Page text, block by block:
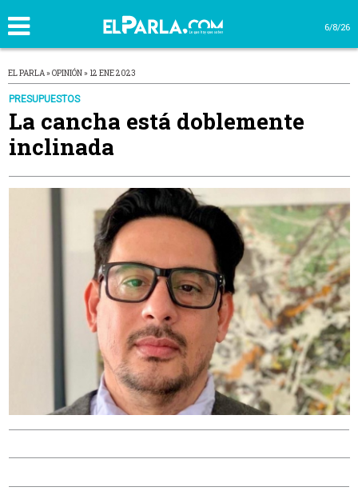
6/8/26
EL PARLA » OPINIÓN » 12 ENE 2023
PRESUPUESTOS
La cancha está doblemente
inclinada